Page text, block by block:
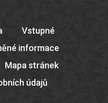
Vstupné
informace
Mapa stránek
údajů